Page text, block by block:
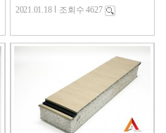
2021.01.18 조회수 4627